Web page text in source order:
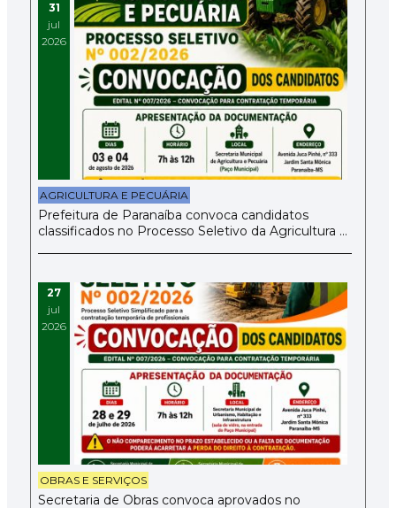
31
jul
2026
AGRICULTURA E PECUÁRIA
Prefeitura de Paranaíba convoca candidatos
classificados no Processo Seletivo da Agricultura e
27
jul
2026
OBRAS E SERVIÇOS
Secretaria de Obras convoca aprovados no